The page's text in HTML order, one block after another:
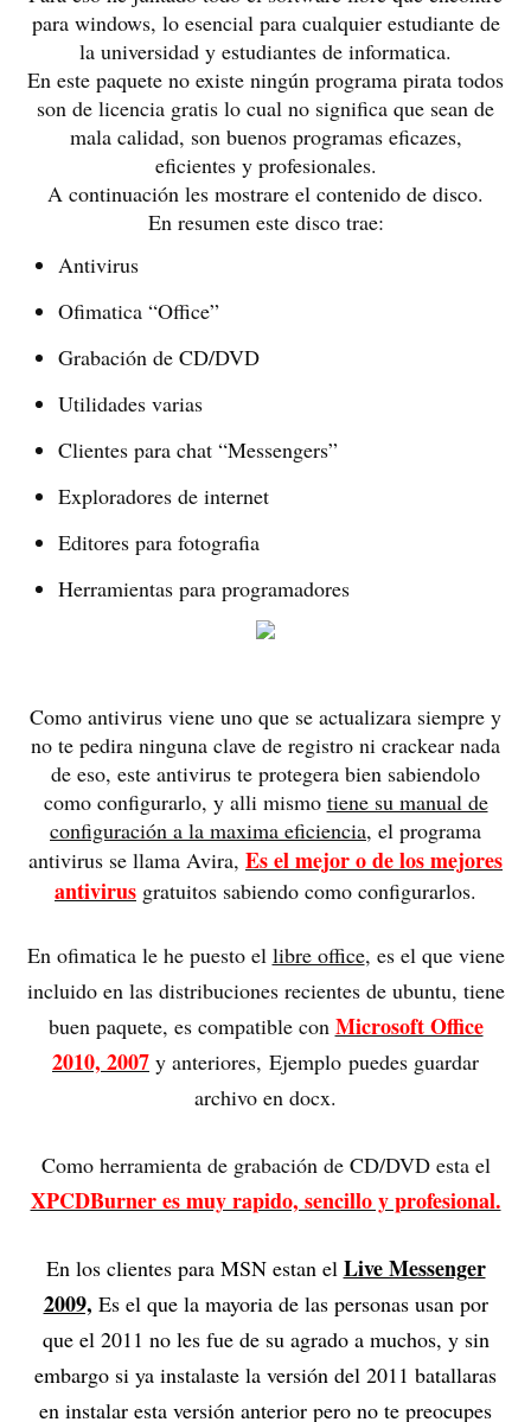
para windows, lo esencial para cualquier estudiante de
la universidad y estudiantes de informatica.
En este paquete no existe ningún programa pirata todos
son de licencia gratis lo cual no significa que sean de
mala calidad, son buenos programas eficazes,
eficientes y profesionales.
A continuación les mostrare el contenido de disco.
En resumen este disco trae:
Antivirus
Ofimatica “Office”
Grabación de CD/DVD
Utilidades varias
Clientes para chat “Messengers”
Exploradores de internet
Editores para fotografia
Herramientas para programadores
Como antivirus viene uno que se actualizara siempre y
no te pedira ninguna clave de registro ni crackear nada
de eso, este antivirus te protegera bien sabiendolo
como configurarlo, y alli mismo tiene su manual de
configuración a la maxima eficiencia, el programa
antivirus se llama Avira, Es el mejor o de los mejores
antivirus gratuitos sabiendo como configurarlos.
En ofimatica le he puesto el libre office, es el que viene
incluido en las distribuciones recientes de ubuntu, tiene
buen paquete, es compatible con Microsoft Office
2010, 2007 y anteriores, Ejemplo puedes guardar
archivo en docx.
Como herramienta de grabación de CD/DVD esta el
XPCDBurner es muy rapido, sencillo y profesional.
En los clientes para MSN estan el Live Messenger
2009, Es el que la mayoria de las personas usan por
que el 2011 no les fue de su agrado a muchos, y sin
embargo si ya instalaste la versión del 2011 batallaras
en instalar esta versión anterior pero no te preocupes